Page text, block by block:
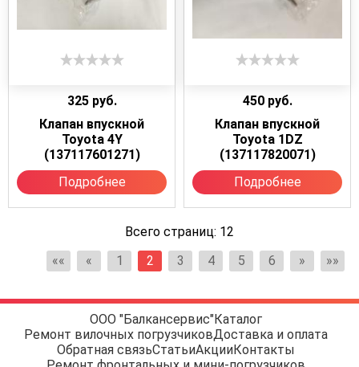
325 руб.
Клапан впускной
Toyota 4Y
(137117601271)
Подробнее
450 руб.
Клапан впускной
Toyota 1DZ
(137117820071)
Подробнее
Всего страниц: 12
««
« 1 2 3 4 5 6 » »»
ООО "Балкансервис"Каталог
Ремонт вилочных погрузчиковДоставка и оплата
Обратная связьСтатьиАкцииКонтакты